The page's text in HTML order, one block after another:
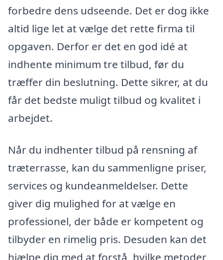
forbedre dens udseende. Det er dog ikke
altid lige let at vælge det rette firma til
opgaven. Derfor er det en god idé at
indhente minimum tre tilbud, før du
træffer din beslutning. Dette sikrer, at du
får det bedste muligt tilbud og kvalitet i
arbejdet.
Når du indhenter tilbud på rensning af
træterrasse, kan du sammenligne priser,
services og kundeanmeldelser. Dette
giver dig mulighed for at vælge en
professionel, der både er kompetent og
tilbyder en rimelig pris. Desuden kan det
hjælpe dig med at forstå, hvilke metoder